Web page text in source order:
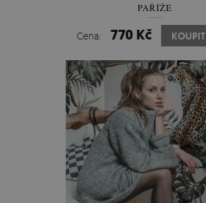
PAŘÍŽE
Cena: 770 Kč KOUPIT